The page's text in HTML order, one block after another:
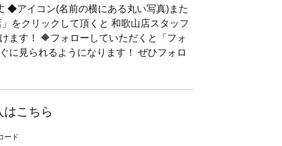
イコン(名前の横にある丸い写真)また
をクリックして頂くと 和歌山店スタッフ
ます！ 🔶フォローしていただくと「フォ
に見られるようになります！ ぜひフォロ
こちら